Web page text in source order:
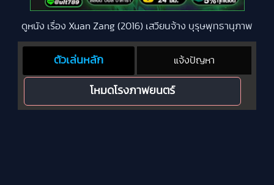
ดูหนัง เรื่อง Xuan Zang (2016) เสวียนจ้าง บุรุษพุทธานุภาพ
ตัวเล่นหลัก แจ้งปัญหา
โหมดโรงภาพยนตร์